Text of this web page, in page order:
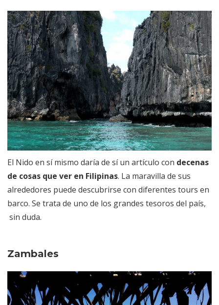
El Nido en sí mismo daría de sí un artículo con decenas
de cosas que ver en Filipinas. La maravilla de sus
alrededores puede descubrirse con diferentes tours en
barco. Se trata de uno de los grandes tesoros del país,
sin duda.
Zambales